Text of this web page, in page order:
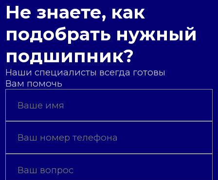
Не знаете, как
подобрать нужный
подшипник?
Наши специалисты всегда готовы
Вам помочь